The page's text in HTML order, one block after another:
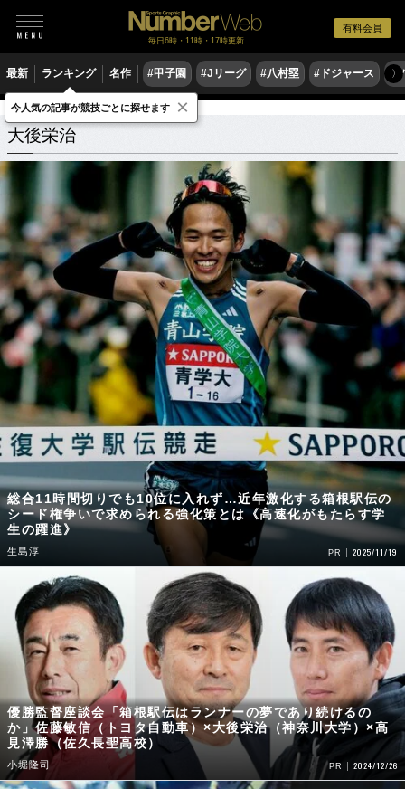
有料会員
毎日6時・11時・17時更新
最新 ランキング 名作 #甲子園 #Jリーグ #八村塁 #ドジャース #
〉
大後栄治 関連記事
大後栄治
総合11時間切りでも10位に入れず…近年激化する箱根駅伝の
シード権争いで求められる強化策とは《高速化がもたらす学
生の躍進》
生島淳 PR 2025/11/19
優勝監督座談会「箱根駅伝はランナーの夢であり続けるの
か」佐藤敏信（トヨタ自動車）×大後栄治（神奈川大学）×高
見澤勝（佐久長聖高校）
小堀隆司 PR 2024/12/26
今人気の記事が競技ごとに探せます ×